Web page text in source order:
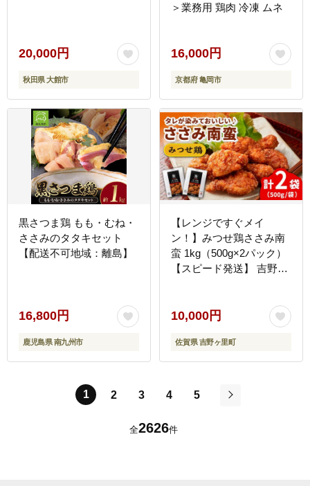
20,000円
秋田県 大館市
＞業務用 鶏肉 冷凍 ムネ
16,000円
京都府 亀岡市
黒さつま鶏 もも・むね・
ささみのタタキセット
【配送不可地域：離島】
16,800円
鹿児島県 南九州市
【レンジですぐメイ
ン！】みつせ鶏ささみ南
蛮 1kg（500g×2パック）
【スピード発送】 吉野ヶ
10,000円
佐賀県 吉野ヶ里町
1 2 3 4
5
全2626件